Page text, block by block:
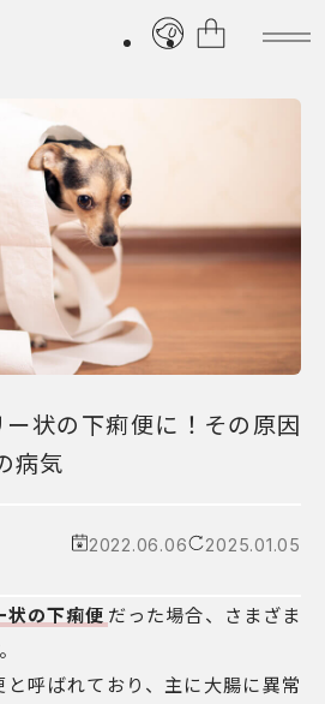
状の下痢便に！その原因
病気
2022.06.06 2025.01.05
状の下痢便 だった場合、さまざま
呼ばれており、主に大腸に異常